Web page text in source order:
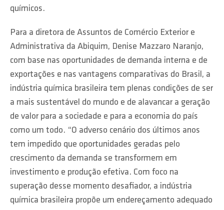
químicos.
Para a diretora de Assuntos de Comércio Exterior e
Administrativa da Abiquim, Denise Mazzaro Naranjo,
com base nas oportunidades de demanda interna e de
exportações e nas vantagens comparativas do Brasil, a
indústria química brasileira tem plenas condições de ser
a mais sustentável do mundo e de alavancar a geração
de valor para a sociedade e para a economia do país
como um todo. “O adverso cenário dos últimos anos
tem impedido que oportunidades geradas pelo
crescimento da demanda se transformem em
investimento e produção efetiva. Com foco na
superação desse momento desafiador, a indústria
química brasileira propõe um endereçamento adequado